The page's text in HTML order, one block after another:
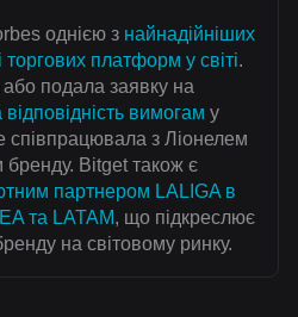
однією з найнадійніших
платформ у світі.
подала заявку на
відповідність вимогам у
співпрацювала з Ліонелем
Bitget також є
партнером LALIGA в
та LATAM, що підкреслює
на світовому ринку.